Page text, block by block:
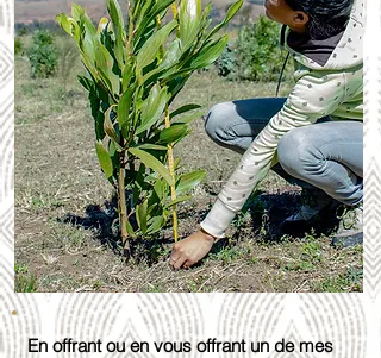
En offrant ou en vous offrant un de mes